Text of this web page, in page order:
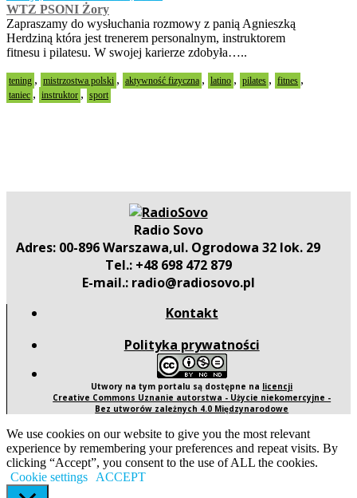
WTZ PSONI Żory
Zapraszamy do wysłuchania rozmowy z panią Agnieszką
Herdziną która jest trenerem personalnym, instruktorem
fitnesu i pilatesu. W swojej karierze zdobyła…..
tening , mistrzostwa polski , aktywność fizyczna , latino , pilates , fitnes ,
taniec , instruktor , sport
Radio Sovo
Adres: 00-896 Warszawa,ul. Ogrodowa 32 lok. 29
Tel.: +48 698 472 879
E-mail.: radio@radiosovo.pl
Kontakt
Polityka prywatności
Utwory na tym portalu są dostępne na licencji
Creative Commons Uznanie autorstwa - Użycie niekomercyjne -
Bez utworów zależnych 4.0 Międzynarodowe
We use cookies on our website to give you the most relevant
experience by remembering your preferences and repeat visits. By
clicking “Accept”, you consent to the use of ALL the cookies.
Cookie settings
ACCEPT